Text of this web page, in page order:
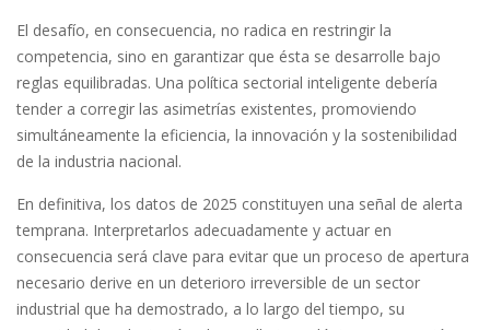
El desafío, en consecuencia, no radica en restringir la
competencia, sino en garantizar que ésta se desarrolle bajo
reglas equilibradas. Una política sectorial inteligente debería
tender a corregir las asimetrías existentes, promoviendo
simultáneamente la eficiencia, la innovación y la sostenibilidad
de la industria nacional.
En definitiva, los datos de 2025 constituyen una señal de alerta
temprana. Interpretarlos adecuadamente y actuar en
consecuencia será clave para evitar que un proceso de apertura
necesario derive en un deterioro irreversible de un sector
industrial que ha demostrado, a lo largo del tiempo, su